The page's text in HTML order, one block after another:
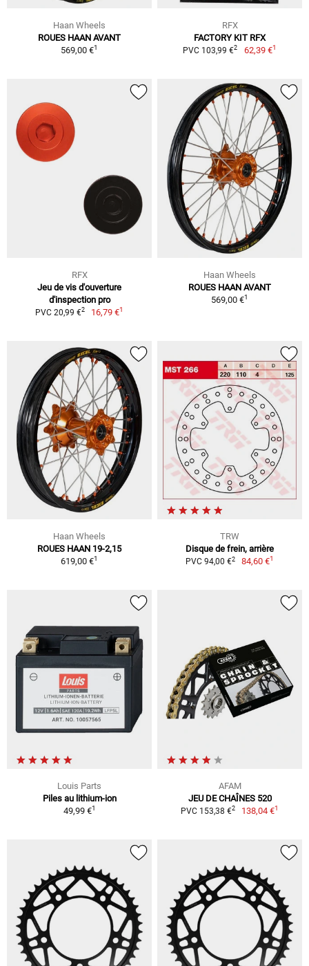
Haan Wheels
ROUES HAAN AVANT
569,00 €1
RFX
FACTORY KIT RFX
PVC 103,99 €2 62,39 €1
RFX
Jeu de vis d'ouverture
d'inspection pro
PVC 20,99 €2 16,79 €1
Haan Wheels
ROUES HAAN AVANT
569,00 €1
Haan Wheels
ROUES HAAN 19-2,15
619,00 €1
TRW
Disque de frein, arrière
PVC 94,00 €2 84,60 €1
Louis Parts
Piles au lithium-ion
49,99 €1
AFAM
JEU DE CHAÎNES 520
PVC 153,38 €2 138,04 €1